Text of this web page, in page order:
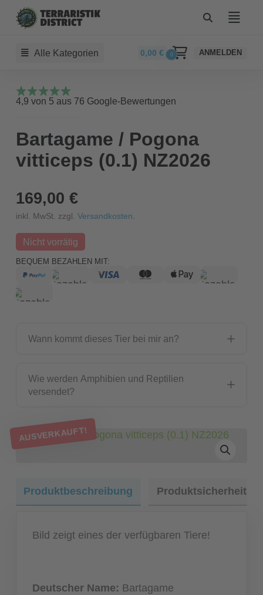
Alle Kategorien 0,00€ 0 ANMELDEN
4,9 von 5 aus 76 Google-Bewertungen
Bartagame / Pogona
vitticeps (0.1) NZ2026
169,00 €
inkl. MwSt. zzgl. Versandkosten
Nicht vorrätig
BEQUEM BEZAHLEN MIT:
Wann kommt dieses Tier bei mir an?
Wie werden Amphibien und Reptilien
versendet?
AUSVERKAUFT!
Produktbeschreibung Produktsicherheit
Bild zeigt eines der verfügbaren Tiere!
Deutscher Name: Bartagame